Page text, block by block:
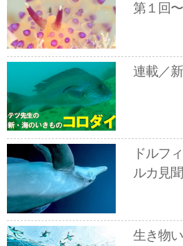
第１回
連載／
ドルフ
ルカ見
生き物